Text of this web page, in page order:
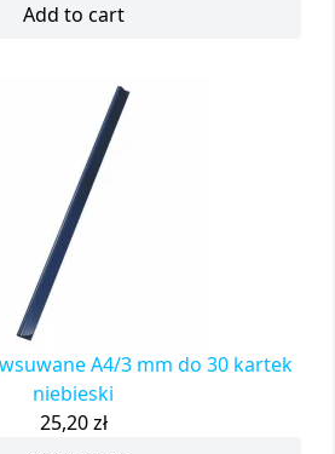
Add to cart
A4/3 mm do 30 kartek
niebieski
25,20zł